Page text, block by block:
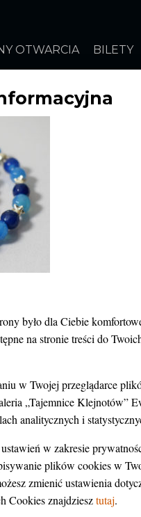
OTWARCIA BILETY
było dla Ciebie
na stronie treści do
w Twojej przeglądarce
„Tajemnice Klejnotów”
analitycznych i
w zakresie
plików cookies w
zmienić ustawienia
Cookies znajdziesztutaj.